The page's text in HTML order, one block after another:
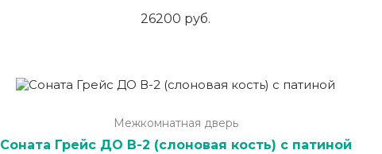
26200 руб.
Межкомнатная дверь
Соната Грейс ДО В-2 (слоновая кость) с патиной